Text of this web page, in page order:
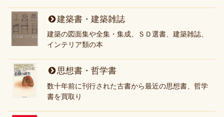
建築書・建築雑誌
建築の図面集や全集・集成、ＳＤ選書、建築雑誌、
インテリア類の本
思想書・哲学書
数十年前に刊行された古書から最近の思想書、哲学
書を買取り